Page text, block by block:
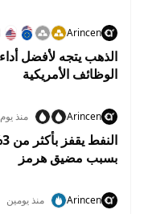
Arincen
الذهب يتجه لأفضل
الوظائف الأمريكية
Arincen منذ يوم
بسبب مضيق هرمز
Arincen منذ يومين